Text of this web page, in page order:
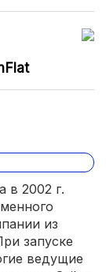
в 2002 г.
из
запуске
ведущие